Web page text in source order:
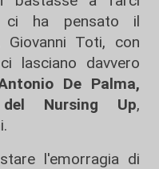
ci ha pensato il
Giovanni Toti, con
lasciano davvero
De Palma,
del Nursing Up,
l'emorragia di